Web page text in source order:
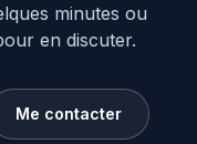
minutes ou
en discuter.
Me contacter